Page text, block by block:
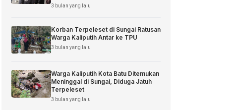
3 bulan yang lalu
Korban Terpeleset di Sungai Ratusan
Warga Kaliputih Antar ke TPU
3 bulan yang lalu
Warga Kaliputih Kota Batu Ditemukan
Meninggal di Sungai, Diduga Jatuh
Terpeleset
3 bulan yang lalu